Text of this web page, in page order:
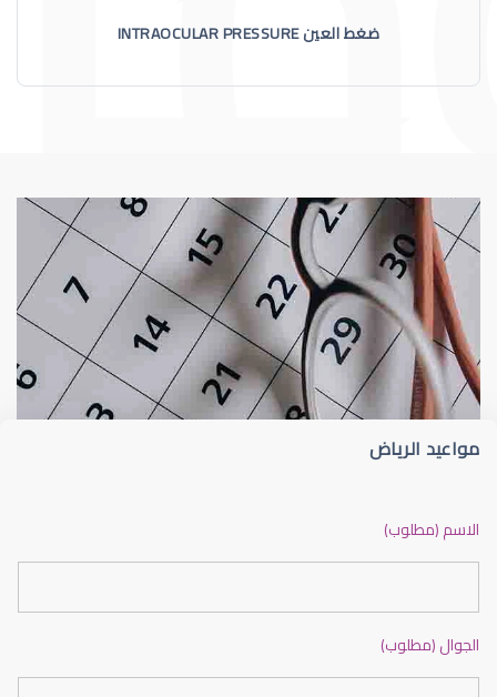
ضغط العين INTRAOCULAR PRESSURE
أسباب الماء الماء الأزرق
مواعيد الرياض
الاسم (مطلوب)
الجوال (مطلوب)